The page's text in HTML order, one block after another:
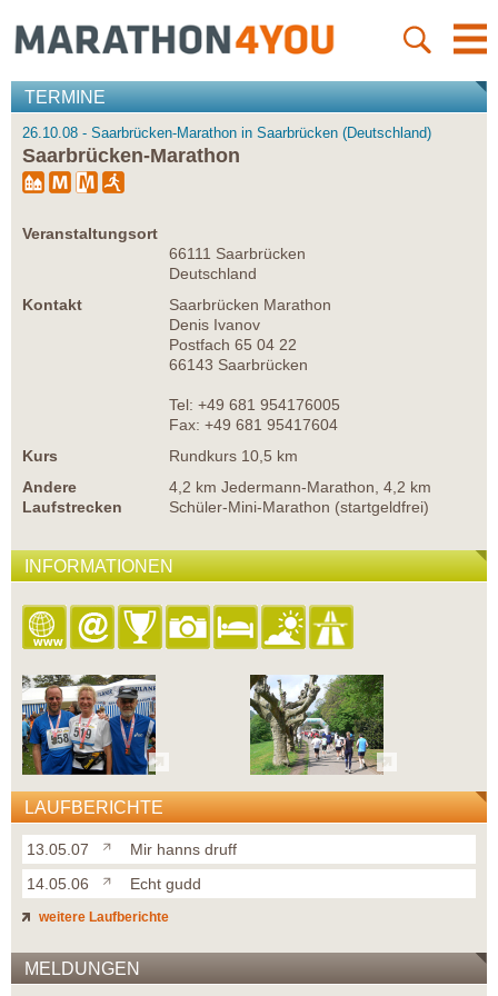
TERMINE
26.10.08 - Saarbrücken-Marathon in Saarbrücken (Deutschland)
Saarbrücken-Marathon
Veranstaltungsort
66111 Saarbrücken
Deutschland
Kontakt
Saarbrücken Marathon
Denis Ivanov
Postfach 65 04 22
66143 Saarbrücken
Tel: +49 681 954176005
Fax: +49 681 95417604
Kurs
Rundkurs 10,5 km
Andere
Laufstrecken
4,2 km Jedermann-Marathon, 4,2 km
Schüler-Mini-Marathon (startgeldfrei)
INFORMATIONEN
LAUFBERICHTE
13.05.07
Mir hanns druff
14.05.06
Echt gudd
weitere Laufberichte
MELDUNGEN